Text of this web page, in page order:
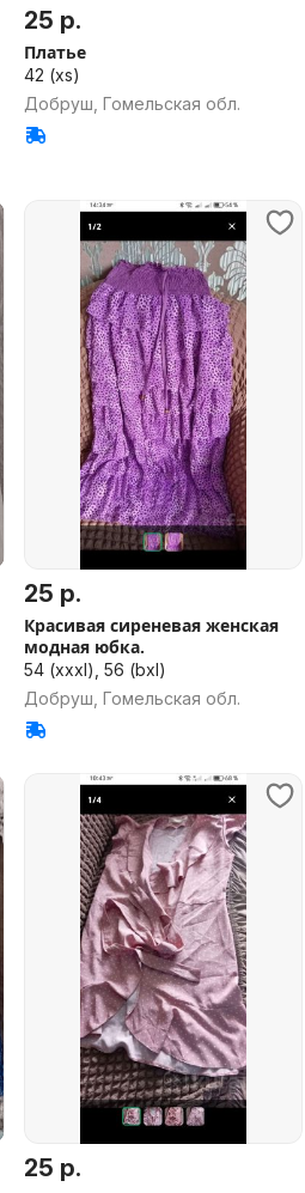
25 р.
Платье
42 (xs)
Добруш, Гомельская обл.
25 р.
Красивая сиреневая женская
модная юбка.
54 (xxxl), 56 (bxl)
Добруш, Гомельская обл.
25 р.